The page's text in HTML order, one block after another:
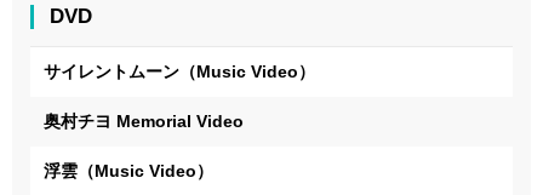
DVD
サイレントムーン（Music Video）
奥村チヨ Memorial Video
浮雲（Music Video）